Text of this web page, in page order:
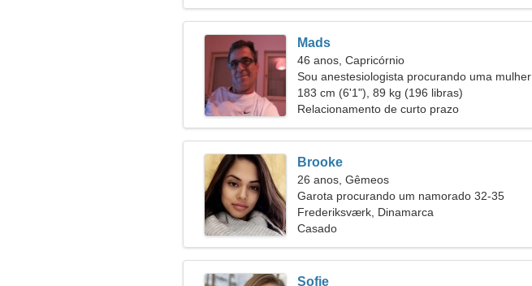
Mads
46 anos, Capricórnio
Sou anestesiologista procurando uma mulher
encantadora
183 cm (6'1"), 89 kg (196 libras)
Relacionamento de curto prazo
Brooke
26 anos, Gêmeos
Garota procurando um namorado 32-35
Frederiksværk, Dinamarca
Casado
Sofie